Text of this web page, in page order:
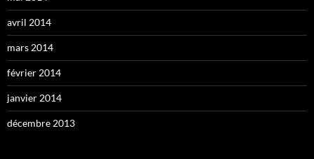
avril 2014
mars 2014
février 2014
janvier 2014
décembre 2013